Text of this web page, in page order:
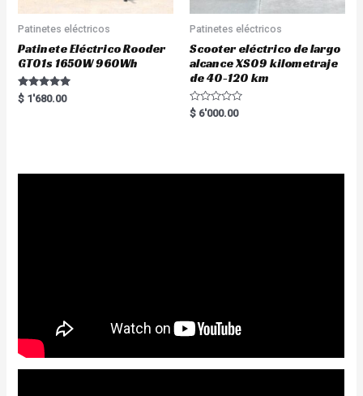
Patinetes eléctricos
Patinete Eléctrico Rooder
GT01s 1650W 960Wh
Rated
5.00
$ 1'680.00
Patinetes eléctricos
Scooter eléctrico de largo
alcance XS09 kilometraje
de 40-120 km
R
a
$ 6'000.00